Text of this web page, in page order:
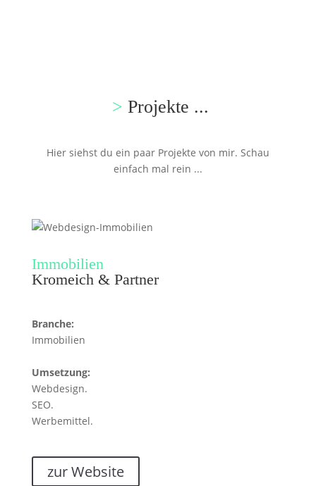
> Projekte ...
Hier siehst du ein paar Projekte von mir. Schau
einfach mal rein ...
Immobilien
Kromeich & Partner
Branche:
Immobilien
Umsetzung:
Webdesign.
SEO.
Werbemittel.
zur Website